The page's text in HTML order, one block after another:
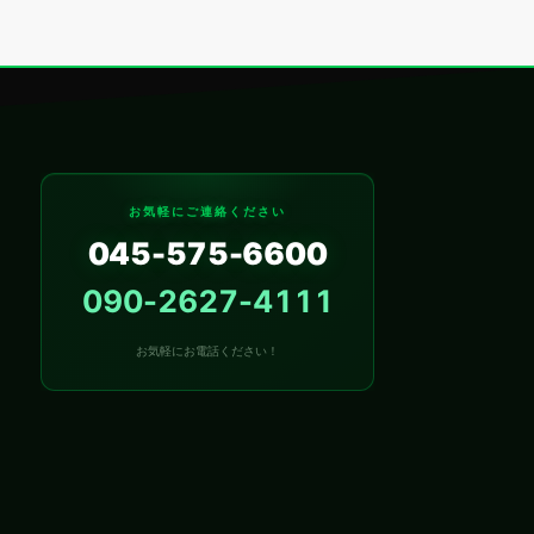
お気軽にご連絡ください
045-575-6600
090-2627-4111
お気軽にお電話ください！